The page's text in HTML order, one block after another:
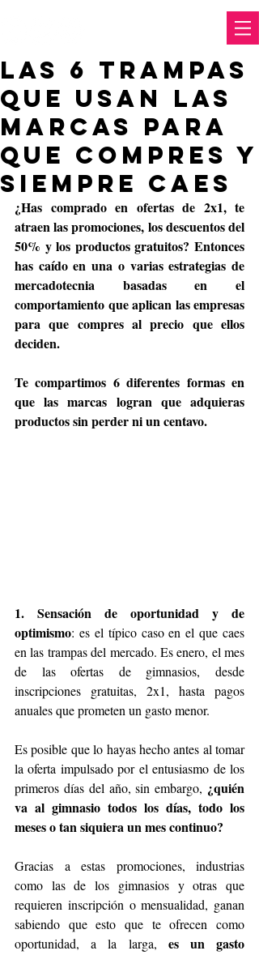
Las 6 trampas
que usan las
marcas para
que compres y
siempre caes
¿Has comprado en ofertas de 2x1, te
atraen las promociones, los descuentos del
50% y los productos gratuitos? Entonces
has caído en una o varias estrategias de
mercadotecnia basadas en el
comportamiento que aplican las empresas
para que compres al precio que ellos
deciden.
Te compartimos 6 diferentes formas en
que las marcas logran que adquieras
productos sin perder ni un centavo.
1. Sensación de oportunidad y de
optimismo: es el típico caso en el que caes
en las trampas del mercado. Es enero, el mes
de las ofertas de gimnasios, desde
inscripciones gratuitas, 2x1, hasta pagos
anuales que prometen un gasto menor.
Es posible que lo hayas hecho antes al tomar
la oferta impulsado por el entusiasmo de los
primeros días del año, sin embargo, ¿quién
va al gimnasio todos los días, todo los
meses o tan siquiera un mes continuo?
Gracias a estas promociones, industrias
como las de los gimnasios y otras que
requieren inscripción o mensualidad, ganan
sabiendo que esto que te ofrecen como
oportunidad, a la larga, es un gasto